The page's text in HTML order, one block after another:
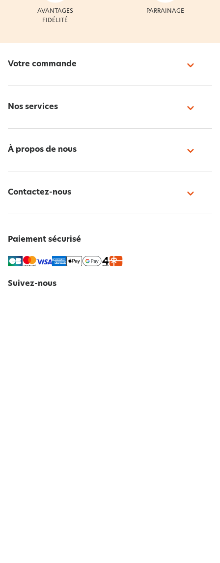
AVANTAGES
FIDÉLITÉ
PARRAINAGE
Votre commande
Nos services
À propos de nous
Contactez-nous
Paiement sécurisé
Suivez-nous